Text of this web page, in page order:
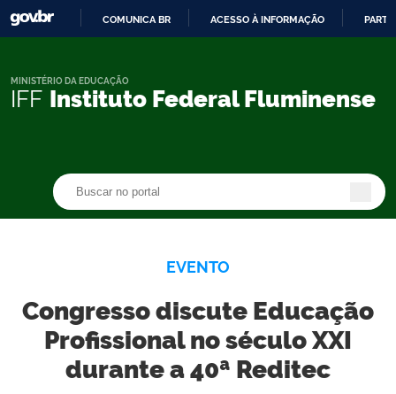
CONTEÚDO
COMUNICA BR ACESSO À INFORMAÇÃO
IFF Instituto Federal Fluminense
MINISTÉRIO DA EDUCAÇÃO
EVENTO
Congresso discute Educação
Profissional no século XXI
durante a 40ª Reditec